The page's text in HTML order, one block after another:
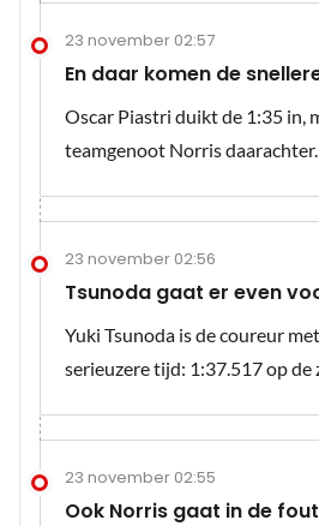
23 november 02:57
En daar komen de
Oscar Piastri duikt de 1:35 in,
teamgenoot Norris daarachter.
23 november 02:56
Tsunoda gaat er even
Yuki Tsunoda is de coureur
serieuzere tijd: 1:37.517 op de
23 november 02:55
Ook Norris gaat in de fout